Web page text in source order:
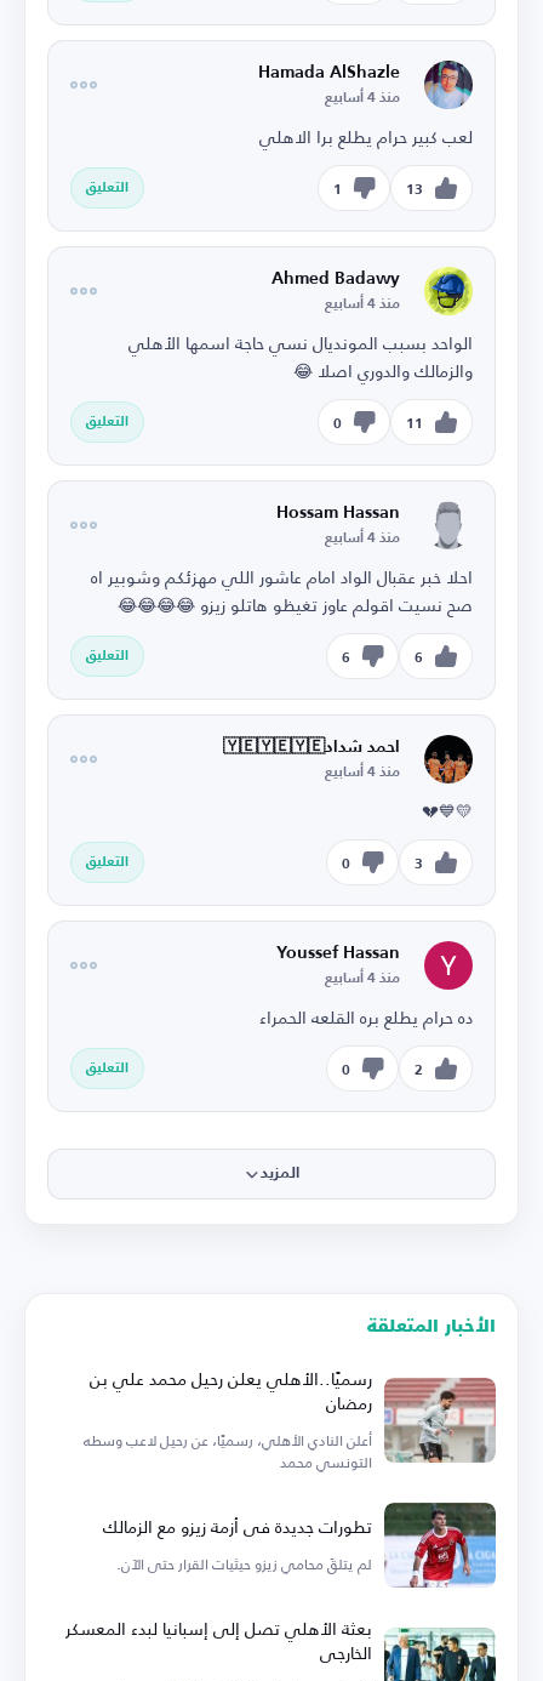
Hamada AlShazle
منذ 4 أسابيع
لعب كبير حرام يطلع برا الاهلي
13
1 التعليق
Ahmed Badawy
منذ 4 أسابيع
الواحد بسبب المونديال نسي حاجة اسمها الأهلي
والزمالك والدوري اصلا 😂
11
0 التعليق
Hossam Hassan
منذ 4 أسابيع
احلا خبر عقبال الواد امام عاشور اللي مهزئكم وشوبير اه
صح نسيت اقولم عاوز تغيظو هاتلو زيزو 😂😂😂😂
6
6 التعليق
احمد شداد🇾🇪🇾🇪🇾🇪
منذ 4 أسابيع
💛💙💔
3
0 التعليق
Youssef Hassan
منذ 4 أسابيع
ده حرام يطلع بره القلعه الحمراء
2
0 التعليق
المزيد
الأخبار المتعلقة
رسميًا..الأهلي يعلن رحيل محمد علي بن
رمضان
أعلن النادي الأهلي، رسميًا، عن رحيل لاعب وسطه
التونسي محمد
تطورات جديدة في أزمة زيزو مع الزمالك
لم يتلقَ محامي زيزو حيثيات القرار حتى الآن.
بعثة الأهلي تصل إلى إسبانيا لبدء المعسكر
الخارجي